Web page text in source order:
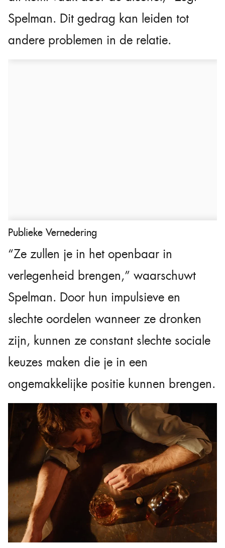
Spelman. Dit gedrag kan leiden tot
andere problemen in de relatie.
Publieke Vernedering
“Ze zullen je in het openbaar in
verlegenheid brengen,” waarschuwt
Spelman. Door hun impulsieve en
slechte oordelen wanneer ze dronken
zijn, kunnen ze constant slechte sociale
keuzes maken die je in een
ongemakkelijke positie kunnen brengen.